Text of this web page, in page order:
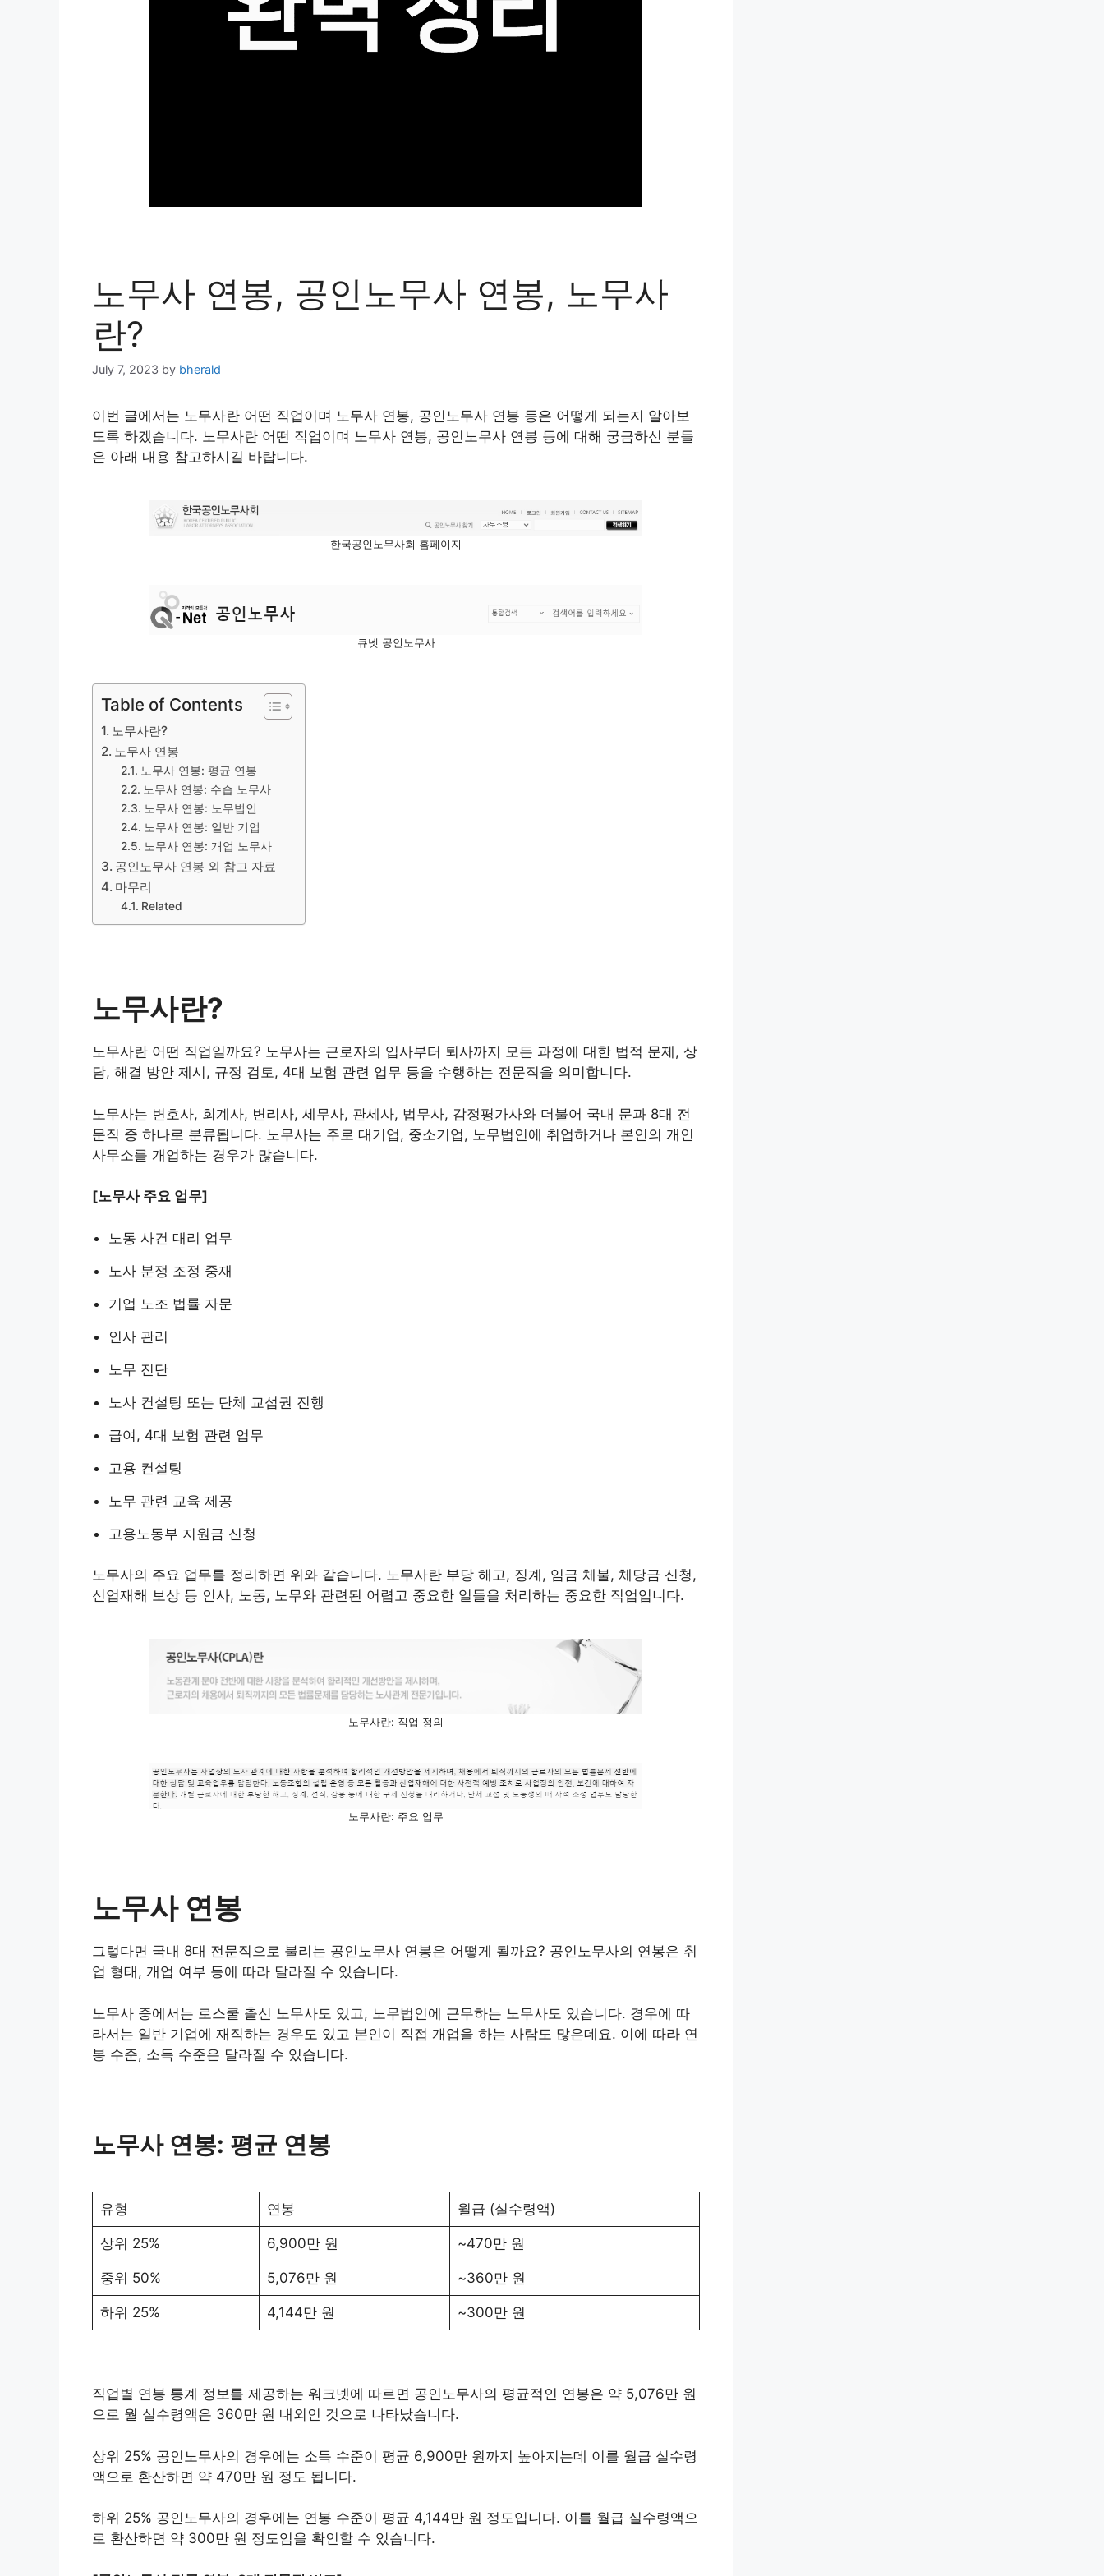
노무사 연봉, 공인노무사 연봉, 노무사
란?
July 7, 2023 by bherald
이번 글에서는 노무사란 어떤 직업이며 노무사 연봉, 공인노무사 연봉 등은 어떻게 되는지 알아보
도록 하겠습니다. 노무사란 어떤 직업이며 노무사 연봉, 공인노무사 연봉 등에 대해 궁금하신 분들
은 아래 내용 참고하시길 바랍니다.
한국공인노무사회 홈페이지
큐넷 공인노무사
Table of Contents
노무사란?
노무사 연봉
노무사 연봉: 평균 연봉
노무사 연봉: 수습 노무사
노무사 연봉: 노무법인
노무사 연봉: 일반 기업
노무사 연봉: 개업 노무사
공인노무사 연봉 외 참고 자료
마무리
Related
노무사란?
노무사란 어떤 직업일까요? 노무사는 근로자의 입사부터 퇴사까지 모든 과정에 대한 법적 문제, 상
담, 해결 방안 제시, 규정 검토, 4대 보험 관련 업무 등을 수행하는 전문직을 의미합니다.
노무사는 변호사, 회계사, 변리사, 세무사, 관세사, 법무사, 감정평가사와 더불어 국내 문과 8대 전
문직 중 하나로 분류됩니다. 노무사는 주로 대기업, 중소기업, 노무법인에 취업하거나 본인의 개인
사무소를 개업하는 경우가 많습니다.
[노무사 주요 업무]
노동 사건 대리 업무
노사 분쟁 조정 중재
기업 노조 법률 자문
인사 관리
노무 진단
노사 컨설팅 또는 단체 교섭권 진행
급여, 4대 보험 관련 업무
고용 컨설팅
노무 관련 교육 제공
고용노동부 지원금 신청
노무사의 주요 업무를 정리하면 위와 같습니다. 노무사란 부당 해고, 징계, 임금 체불, 체당금 신청,
신업재해 보상 등 인사, 노동, 노무와 관련된 어렵고 중요한 일들을 처리하는 중요한 직업입니다.
노무사란: 직업 정의
노무사란: 주요 업무
노무사 연봉
그렇다면 국내 8대 전문직으로 불리는 공인노무사 연봉은 어떻게 될까요? 공인노무사의 연봉은 취
업 형태, 개업 여부 등에 따라 달라질 수 있습니다.
노무사 중에서는 로스쿨 출신 노무사도 있고, 노무법인에 근무하는 노무사도 있습니다. 경우에 따
라서는 일반 기업에 재직하는 경우도 있고 본인이 직접 개업을 하는 사람도 많은데요. 이에 따라 연
봉 수준, 소득 수준은 달라질 수 있습니다.
노무사 연봉: 평균 연봉
유형 연봉 월급 (실수령액)
상위 25% 6,900만 원 ~470만 원
중위 50% 5,076만 원 ~360만 원
하위 25% 4,144만 원 ~300만 원
직업별 연봉 통계 정보를 제공하는 워크넷에 따르면 공인노무사의 평균적인 연봉은 약 5,076만 원
으로 월 실수령액은 360만 원 내외인 것으로 나타났습니다.
상위 25% 공인노무사의 경우에는 소득 수준이 평균 6,900만 원까지 높아지는데 이를 월급 실수령
액으로 환산하면 약 470만 원 정도 됩니다.
하위 25% 공인노무사의 경우에는 연봉 수준이 평균 4,144만 원 정도입니다. 이를 월급 실수령액으
로 환산하면 약 300만 원 정도임을 확인할 수 있습니다.